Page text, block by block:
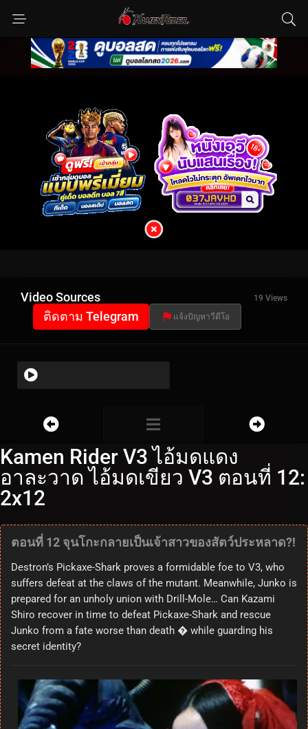
Video Sources 19 Views
ติดตาม Telegram แจ้งปัญหาวีดีโอ
Kamen Rider V3 ไอ้มดแดง
อาละวาด ไอ้มดเขียว V3 ตอนที่ 12:
2x12
ตอนที่ 12 จุนโกะกลายเป็นเจ้าสาวของสัตว์ประหลาด?!
Destron’s Pickaxe-Shark proves a formidable foe to V3, who
suffers defeat at the claws of the mutant. Meanwhile, Junko is
prepared for an unholy union with Drill-Mole… Can Kazami
Shiro recover in time to defeat Pickaxe-Shark and rescue
Junko from a fate worse than death � while guarding his
secret identity?